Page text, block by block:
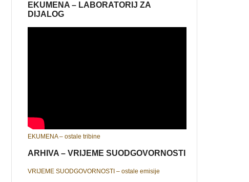
EKUMENA – LABORATORIJ ZA
DIJALOG
EKUMENA – ostale tribine
ARHIVA – VRIJEME SUODGOVORNOSTI
VRIJEME SUODGOVORNOSTI – ostale emisije